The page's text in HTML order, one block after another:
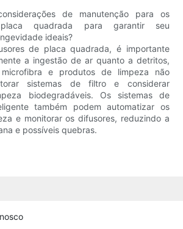
de manutenção para os
quadrada para garantir seu
ideais?
de placa quadrada, é importante
a ingestão de ar quanto a detritos,
e produtos de limpeza não
sistemas de filtro e considerar
biodegradáveis. Os sistemas de
também podem automatizar os
e monitorar os difusores, reduzindo a
e possíveis quebras.